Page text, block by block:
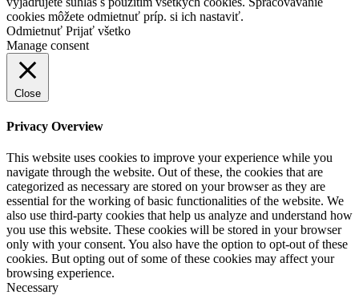
cookies môžete odmietnuť príp. si ich nastaviť.
Odmietnuť Prijať všetko
Manage consent
Close
Privacy Overview
This website uses cookies to improve your experience while you
navigate through the website. Out of these, the cookies that are
categorized as necessary are stored on your browser as they are
essential for the working of basic functionalities of the website. We
also use third-party cookies that help us analyze and understand how
you use this website. These cookies will be stored in your browser
only with your consent. You also have the option to opt-out of these
cookies. But opting out of some of these cookies may affect your
browsing experience.
Necessary